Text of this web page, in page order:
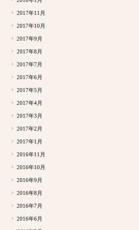
2017年11月
2017年10月
2017年9月
2017年8月
2017年7月
2017年6月
2017年5月
2017年4月
2017年3月
2017年2月
2017年1月
2016年11月
2016年10月
2016年9月
2016年8月
2016年7月
2016年6月